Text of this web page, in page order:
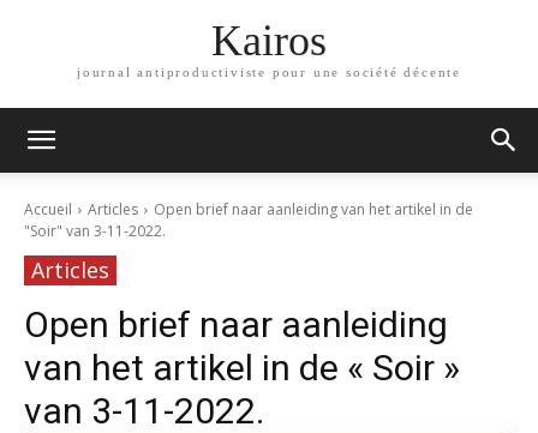
Kairos
journal antiproductiviste pour une société décente
Accueil Articles
Open brief naar aanleiding van het artikel in de
"Soir" van 3-11-2022.
Articles
Open brief naar aanleiding
van het artikel in de « Soir »
van 3-11-2022.